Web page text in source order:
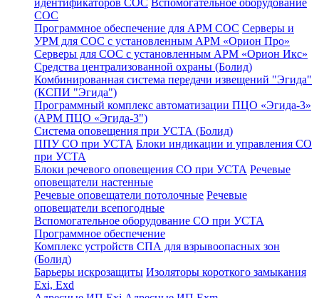
идентификаторов СОС Вспомогательное оборудование
СОС
Программное обеспечение для АРМ СОС Серверы и
УРМ для СОС с установленным АРМ «Орион Про»
Серверы для СОС с установленным АРМ «Орион Икс»
Средства централизованной охраны (Болид)
Комбинированная система передачи извещений "Эгида"
(КСПИ "Эгида")
Программный комплекс автоматизации ПЦО «Эгида-3»
(АРМ ПЦО «Эгида-3")
Система оповещения при УСТА (Болид)
ППУ СО при УСТА Блоки индикации и управления СО
при УСТА
Блоки речевого оповещения СО при УСТА Речевые
оповещатели настенные
Речевые оповещатели потолочные Речевые
оповещатели всепогодные
Вспомогательное оборудование СО при УСТА
Программное обеспечение
Комплекс устройств СПА для взрывоопасных зон
(Болид)
Барьеры искрозащиты Изоляторы короткого замыкания
Exi, Exd